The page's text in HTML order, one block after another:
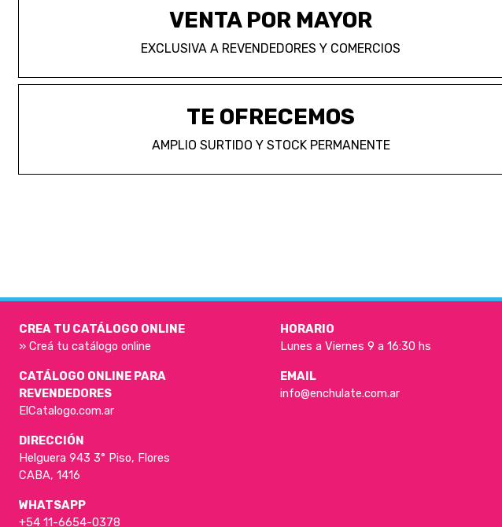
VENTA POR MAYOR
EXCLUSIVA A REVENDEDORES Y COMERCIOS
TE OFRECEMOS
AMPLIO SURTIDO Y STOCK PERMANENTE
CREA TU CATÁLOGO ONLINE
» Creá tu catálogo online
CATÁLOGO ONLINE PARA
REVENDEDORES
ElCatalogo.com.ar
DIRECCIÓN
Helguera 943 3° Piso, Flores
CABA, 1416
WHATSAPP
+54 11-6654-0378
HORARIO
Lunes a Viernes 9 a 16:30 hs
EMAIL
info@enchulate.com.ar